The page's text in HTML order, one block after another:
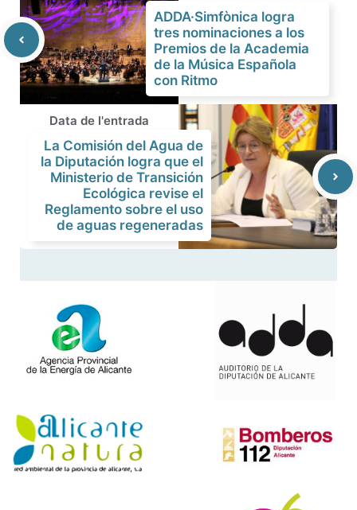
ADDA·Simfònica logra
tres nominaciones a los
Premios de la Academia
de la Música Española
con Ritmo
Data de l'entrada
La Comisión del Agua de
la Diputación logra que el
Ministerio de Transición
Ecológica revise el
Reglamento sobre el uso
de aguas regeneradas